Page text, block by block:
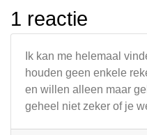
1 reactie
Ik kan me helemaal
houden geen enkele
en willen alleen maar
geheel niet zeker of je